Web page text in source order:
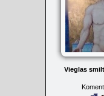
Vieglas